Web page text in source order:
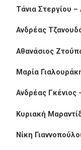
Τάνια Στεργίου
Ανδρέας
Αθανάσιος
Μαρία
Ανδρέας Γκένιος
Κυριακή
Νίκη